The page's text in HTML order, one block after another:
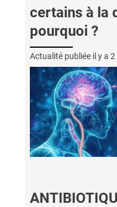
certains à la
pourquoi ?
Actualité publiée il y a 2